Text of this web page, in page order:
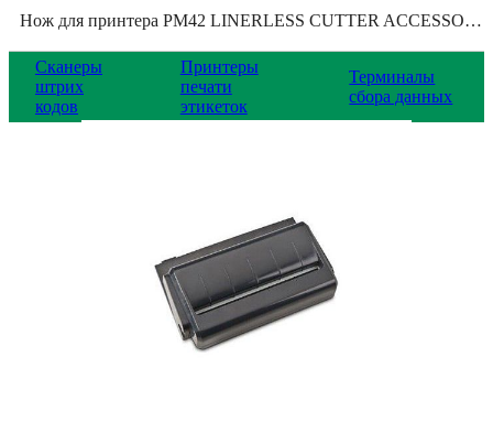
Нож для принтера PM42 LINERLESS CUTTER ACCESSORY KITS, 50134863-002
Сканеры
штрих
кодов
Принтеры
печати
этикеток
Терминалы
сбора данных